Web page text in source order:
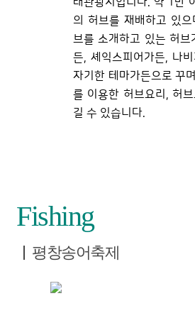
의 허브를 재배하고 있으
브를 소개하고 있는 허브
든, 셰익스피어가든, 나
자기한 테마가든으로 꾸
를 이용한 허브요리, 허
길 수 있습니다.
Fishing
평창송어축제